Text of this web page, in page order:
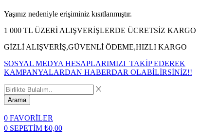
Yaşınız nedeniyle erişiminiz kısıtlanmıştır.
1 000 TL ÜZERİ ALIŞVERİŞLERDE ÜCRETSİZ KARGO
GİZLİ ALIŞVERİŞ,GÜVENLİ ÖDEME,HIZLI KARGO
SOSYAL MEDYA HESAPLARIMIZI TAKİP EDEREK
KAMPANYALARDAN HABERDAR OLABİLİRSİNİZ!!
Arama
0 FAVORİLER
0 SEPETİM ₺0,00